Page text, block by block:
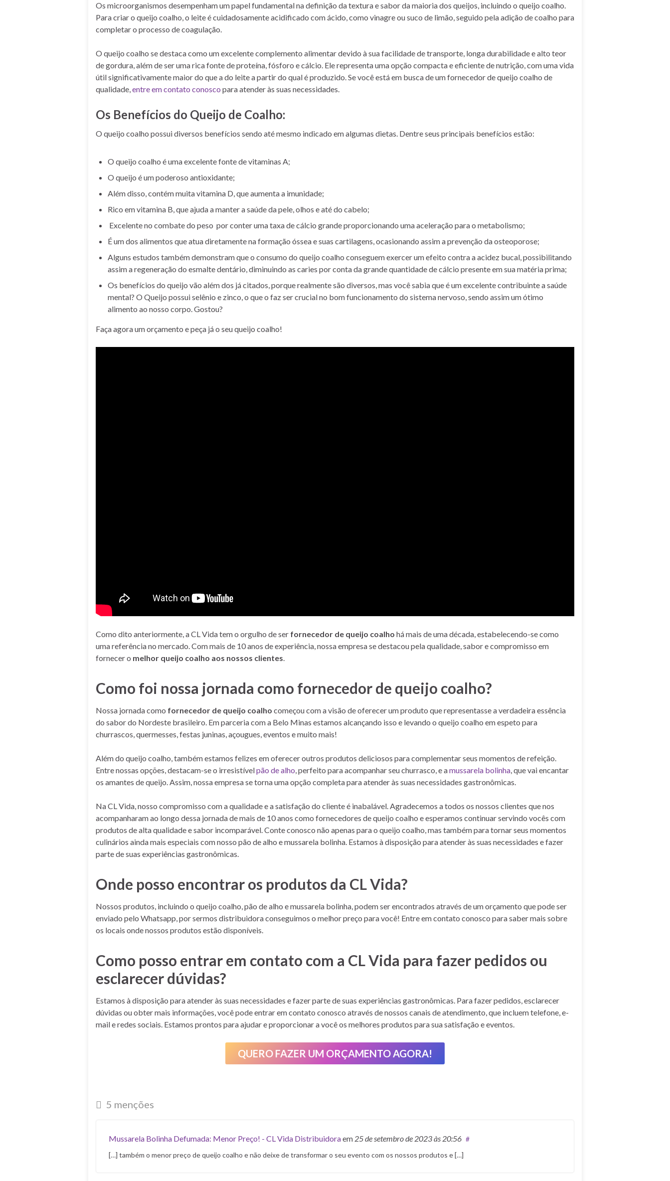
Os microorganismos desempenham um papel fundamental na definição da textura e sabor da maioria dos queijos, incluindo o queijo coalho.
Para criar o queijo coalho, o leite é cuidadosamente acidificado com ácido, como vinagre ou suco de limão, seguido pela adição de coalho para
completar o processo de coagulação.
O queijo coalho se destaca como um excelente complemento alimentar devido à sua facilidade de transporte, longa durabilidade e alto teor
de gordura, além de ser uma rica fonte de proteína, fósforo e cálcio. Ele representa uma opção compacta e eficiente de nutrição, com uma vida
útil significativamente maior do que a do leite a partir do qual é produzido. Se você está em busca de um fornecedor de queijo coalho de
qualidade,entre em contato conosco para atender às suas necessidades.
Os Benefícios do Queijo de Coalho:
O queijo coalho possui diversos benefícios sendo até mesmo indicado em algumas dietas. Dentre seus principais benefícios estão:
O queijo coalho é uma excelente fonte de vitaminas A;
O queijo é um poderoso antioxidante;
Além disso, contém muita vitamina D, que aumenta a imunidade;
Rico em vitamina B, que ajuda a manter a saúde da pele, olhos e até do cabelo;
Excelente no combate do peso por conter uma taxa de cálcio grande proporcionando uma aceleração para o metabolismo;
É um dos alimentos que atua diretamente na formação óssea e suas cartilagens, ocasionando assim a prevenção da osteoporose;
Alguns estudos também demonstram que o consumo do queijo coalho conseguem exercer um efeito contra a acidez bucal, possibilitando
assim a regeneração do esmalte dentário, diminuindo as caries por conta da grande quantidade de cálcio presente em sua matéria prima;
Os benefícios do queijo vão além dos já citados, porque realmente são diversos, mas você sabia que é um excelente contribuinte a saúde
mental? O Queijo possui selênio e zinco, o que o faz ser crucial no bom funcionamento do sistema nervoso, sendo assim um ótimo
alimento ao nosso corpo. Gostou?
Faça agora um orçamento e peça já o seu queijo coalho!
Como dito anteriormente, a CL Vida tem o orgulho de ser fornecedor de queijo coalho há mais de uma década, estabelecendo-se como
uma referência no mercado. Com mais de 10 anos de experiência, nossa empresa se destacou pela qualidade, sabor e compromisso em
fornecer o melhor queijo coalho aos nossos clientes.
Como foi nossa jornada como fornecedor de queijo coalho?
Nossa jornada como fornecedor de queijo coalho começou com a visão de oferecer um produto que representasse a verdadeira essência
do sabor do Nordeste brasileiro. Em parceria com a Belo Minas estamos alcançando isso e levando o queijo coalho em espeto para
churrascos, quermesses, festas juninas, açougues, eventos e muito mais!
Além do queijo coalho, também estamos felizes em oferecer outros produtos deliciosos para complementar seus momentos de refeição.
Entre nossas opções, destacam-se o irresistívelpão de alho, perfeito para acompanhar seu churrasco, e amussarela bolinha, que vai encantar
os amantes de queijo. Assim, nossa empresa se torna uma opção completa para atender às suas necessidades gastronômicas.
Na CL Vida, nosso compromisso com a qualidade e a satisfação do cliente é inabalável. Agradecemos a todos os nossos clientes que nos
acompanharam ao longo dessa jornada de mais de 10 anos como fornecedores de queijo coalho e esperamos continuar servindo vocês com
produtos de alta qualidade e sabor incomparável. Conte conosco não apenas para o queijo coalho, mas também para tornar seus momentos
culinários ainda mais especiais com nosso pão de alho e mussarela bolinha. Estamos à disposição para atender às suas necessidades e fazer
parte de suas experiências gastronômicas.
Onde posso encontrar os produtos da CL Vida?
Nossos produtos, incluindo o queijo coalho, pão de alho e mussarela bolinha, podem ser encontrados através de um orçamento que pode ser
enviado pelo Whatsapp, por sermos distribuidora conseguimos o melhor preço para você! Entre em contato conosco para saber mais sobre
os locais onde nossos produtos estão disponíveis.
Como posso entrar em contato com a CL Vida para fazer pedidos ou
esclarecer dúvidas?
Estamos à disposição para atender às suas necessidades e fazer parte de suas experiências gastronômicas. Para fazer pedidos, esclarecer
dúvidas ou obter mais informações, você pode entrar em contato conosco através de nossos canais de atendimento, que incluem telefone, e-
mail e redes sociais. Estamos prontos para ajudar e proporcionar a você os melhores produtos para sua satisfação e eventos.
QUERO FAZER UM ORÇAMENTO AGORA!
5 menções
Mussarela Bolinha Defumada: Menor Preço! - CL Vida Distribuidoraem 25 de setembro de 2023às 20:56 #
[…] também o menor preço de queijo coalho e não deixe de transformar o seu evento com os nossos produtos e […]